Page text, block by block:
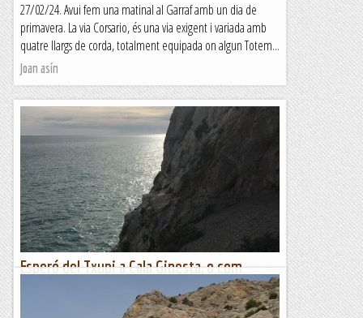
27/02/24. Avui fem una matinal al Garraf amb un dia de
primavera. La via Corsario, és una via exigent i variada amb
quatre llargs de corda, totalment equipada on algun Totem...
Joan asín
Esperó del Txupi a Cala Ginesta, o com
gaudir la vertical sobre la Mediterrània.
Garraf. 08-03-2023.